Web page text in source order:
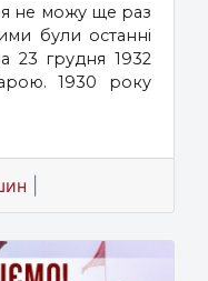
я не можу ще раз
були останні
23 грудня 1932
1930 року